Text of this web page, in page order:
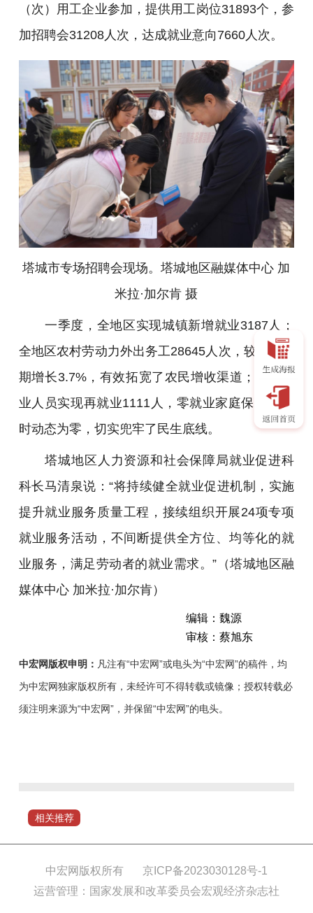
（次）用工企业参加，提供用工岗位31893个，参
加招聘会31208人次，达成就业意向7660人次。
塔城市专场招聘会现场。塔城地区融媒体中心 加
米拉·加尔肯 摄
一季度，全地区实现城镇新增就业3187人；
全地区农村劳动力外出务工28645人次，较上年同
期增长3.7%，有效拓宽了农民增收渠道；登记失
业人员实现再就业1111人，零就业家庭保持24小
时动态为零，切实兜牢了民生底线。
塔城地区人力资源和社会保障局就业促进科
科长马清泉说：“将持续健全就业促进机制，实施
提升就业服务质量工程，接续组织开展24项专项
就业服务活动，不间断提供全方位、均等化的就
业服务，满足劳动者的就业需求。”（塔城地区融
媒体中心 加米拉·加尔肯）
编辑：魏源
审核：蔡旭东
中宏网版权申明： 凡注有“中宏网”或电头为“中宏网”的稿件，均
为中宏网独家版权所有，未经许可不得转载或镜像；授权转载必
须注明来源为“中宏网”，并保留“中宏网”的电头。
塔
地
相关推荐
中宏网版权所有
京ICP备2023030128号-1
运营管理：国家发展和改革委员会宏观经济杂志社